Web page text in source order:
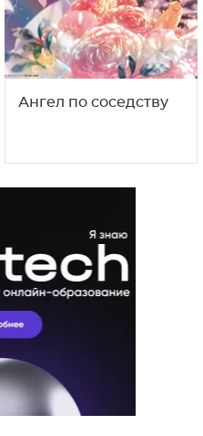
Ангел по соседству